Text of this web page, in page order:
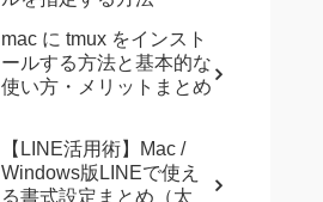
mac に tmux をインスト
ールする方法と基本的な
使い方・メリットまとめ
【LINE活用術】Mac /
Windows版LINEで使え
る書式設定まとめ（太